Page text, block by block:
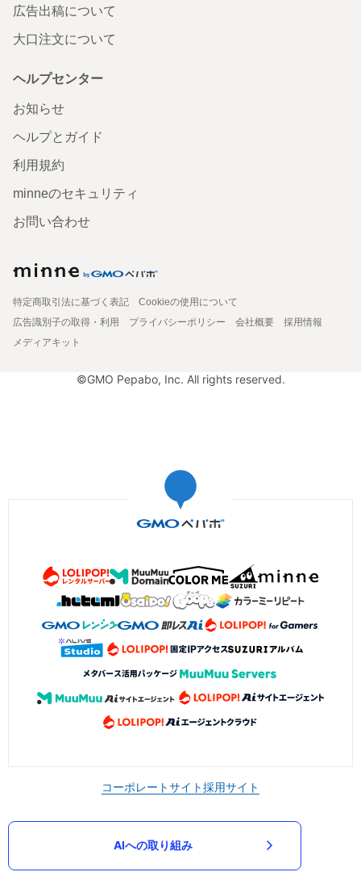
広告出稿について
大口注文について
ヘルプセンター
お知らせ
ヘルプとガイド
利用規約
minneのセキュリティ
お問い合わせ
特定商取引法に基づく表記
Cookieの使用について
広告識別子の取得・利用
プライバシーポリシー 会社概要
採用情報
メディアキット
©GMO Pepabo, Inc. All rights reserved.
コーポレートサイト採用サイト
AIへの取り組み